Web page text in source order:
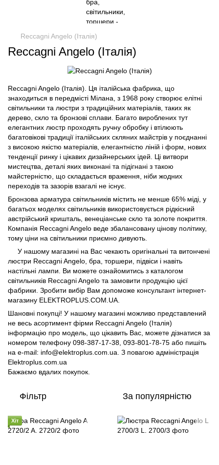
Reccagni Angelo (Італія)
Reccagni Angelo (Італія)
Reccagni Angelo (Італія). Ця італійська фабрика, що
знаходиться в передмісті Мілана, з 1968 року створює елітні
світильники та люстри з традиційних матеріалів, таких як
дерево, скло та бронзові сплави. Багато вироблених тут
елегантних люстр проходять ручну обробку і втілюють
багатовікові традиції італійських скляних майстрів у поєднанні
з високою якістю матеріалів, елегантністю ліній і форм, нових
тенденції ринку і цікавих дизайнерських ідей. Ці витвори
мистецтва, деталі яких виконані та підігнані з такою
майстерністю, що складається враження, ніби жодних
переходів та зазорів взагалі не існує.
Бронзова арматура світильників містить не менше 65% міді, у
багатьох моделях світильників використовується рідкісний
австрійський кришталь, венеціанське скло та золоте покриття.
Компанія Reccagni Angelo веде збалансовану цінову політику,
тому ціни на світильники приємно дивують.
У нашому магазині на Вас чекають оригінальні та витончені
люстри Reccagni Angelo, бра, торшери, підвіси і навіть
настільні лампи. Ви можете ознайомитись з каталогом
світильників Reccagni Angelo та замовити продукцію цієї
фабрики. Зробити вибір Вам допоможе консультант інтернет-
магазину ELEKTROPLUS.COM.UA.
Шановні покупці! У нашому магазині можливо представлений
не весь асортимент фірми Reccagni Angelo (Італія)
інформацію про модель, що цікавить Вас, можете дізнатися за
номером телефону 098-387-17-38, 093-801-78-75 або пишіть
на e-mail: info@elektroplus.com.ua. З повагою адміністрація
Elektroplus.com.ua
Бажаємо вдалих покупок.
Фільтр За популярністю
Хіт